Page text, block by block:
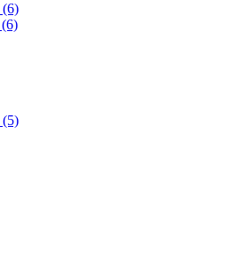
(6)
(6)
(5)